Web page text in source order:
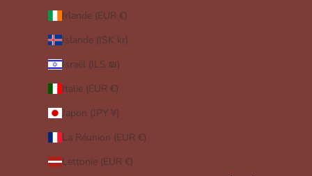
Irlande (EUR €)
Islande (ISK kr)
Israël (ILS ₪)
Italie (EUR €)
Japon (JPY ¥)
La Réunion (EUR €)
Lettonie (EUR €)